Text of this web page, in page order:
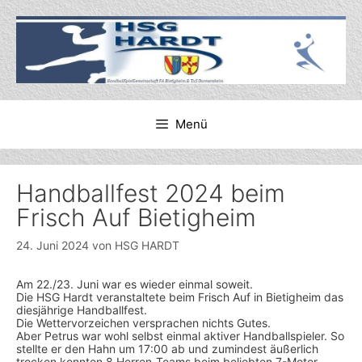
Inhalt
Menü
Handballfest 2024 beim
Frisch Auf Bietigheim
24. Juni 2024 von HSG HARDT
Am 22./23. Juni war es wieder einmal soweit.
Die HSG Hardt veranstaltete beim Frisch Auf in Bietigheim das
diesjährige Handballfest.
Die Wettervorzeichen versprachen nichts Gutes.
Aber Petrus war wohl selbst einmal aktiver Handballspieler. So
stellte er den Hahn um 17:00 ab und zumindest äußerlich